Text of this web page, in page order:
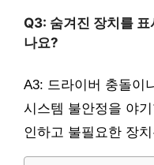
Q3: 숨겨진 장치를
나요?
A3: 드라이버 충돌이
시스템 불안정을 야
인하고 불필요한 장